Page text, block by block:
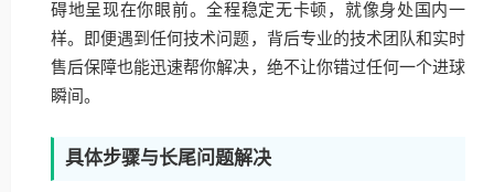
碍地呈现在你眼前。全程稳定无卡顿，就像身处国内一
样。即便遇到任何技术问题，背后专业的技术团队和实时
售后保障也能迅速帮你解决，绝不让你错过任何一个进球
瞬间。
具体步骤与长尾问题解决